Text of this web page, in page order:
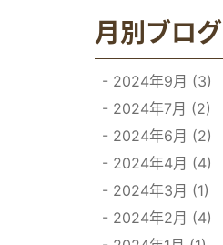
月別ブログ
2024年9月 (3)
2024年7月 (2)
2024年6月 (2)
2024年4月 (4)
2024年3月 (1)
2024年2月 (4)